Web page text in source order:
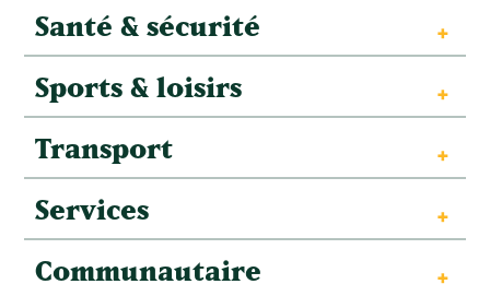
Santé & sécurité
Sports & loisirs
Transport
Services
Communautaire